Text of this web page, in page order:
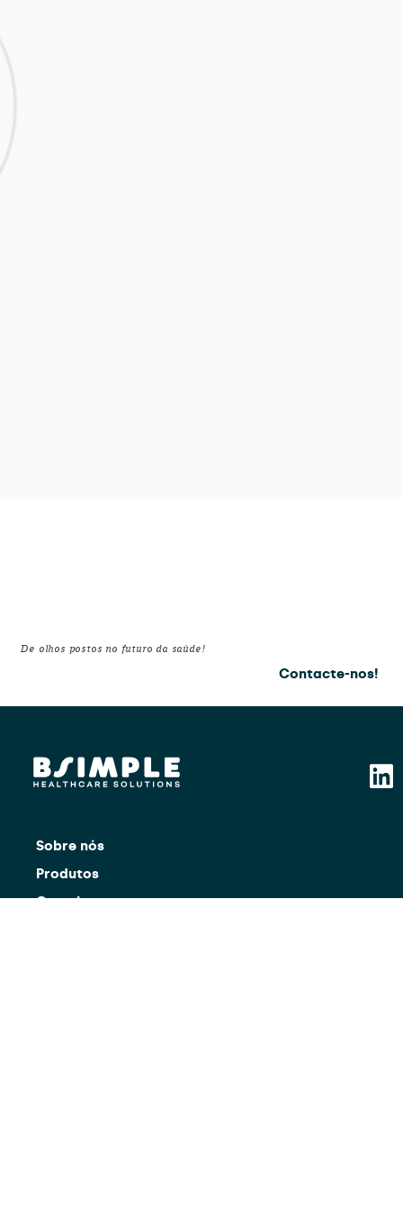
De olhos postos no futuro da saúde!
Contacte-nos!
Sobre nós
Produtos
Carreiras